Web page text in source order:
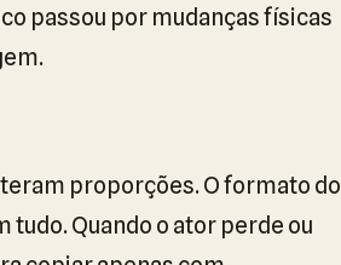
passou por mudanças físicas
proporções. O formato do
Quando o ator perde ou